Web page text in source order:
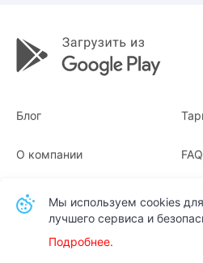
Блог
О компании
Квитанции
FAQ
Мы используем cookies
лучшего сервиса и
Подробнее.